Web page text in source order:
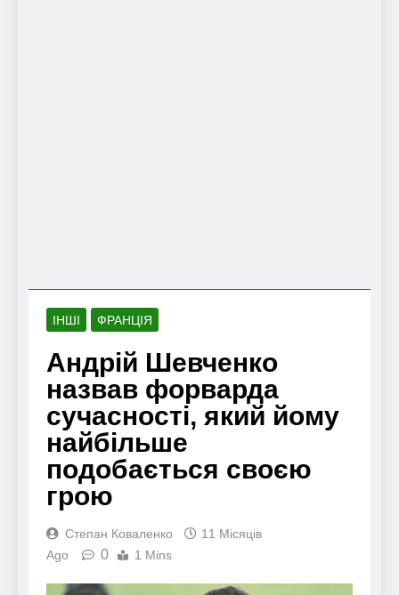
ІНШІ ФРАНЦІЯ
Андрій Шевченко
назвав форварда
сучасності, який йому
найбільше
подобається своєю
грою
Степан Коваленко
11 Місяців
Ago
0 1 Mins